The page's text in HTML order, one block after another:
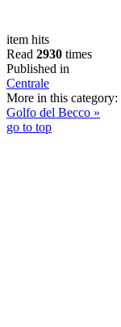
item hits
Read 2930 times
Published in
Centrale
More in this category:
Golfo del Becco »
go to top